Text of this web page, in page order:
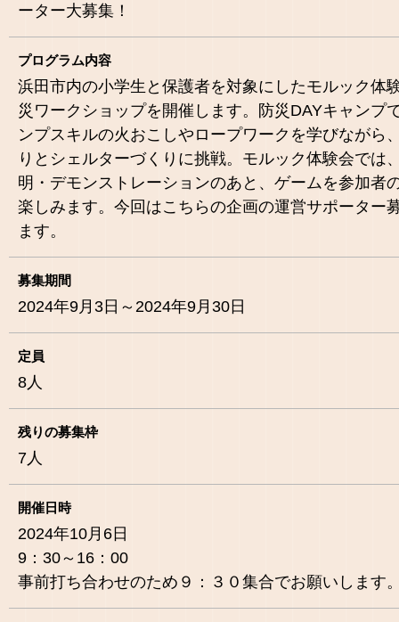
ーター大募集！
プログラム内容
浜田市内の小学生と保護者を対象にしたモルック体
災ワークショップを開催します。防災DAYキャンプ
ンプスキルの火おこしやロープワークを学びながら
りとシェルターづくりに挑戦。モルック体験会では
明・デモンストレーションのあと、ゲームを参加者
楽しみます。今回はこちらの企画の運営サポーター
ます。
募集期間
2024年9月3日～2024年9月30日
定員
8 人
残りの募集枠
7 人
開催日時
2024年10月6日
9：30～16：00
事前打ち合わせのため９：３０集合でお願いします